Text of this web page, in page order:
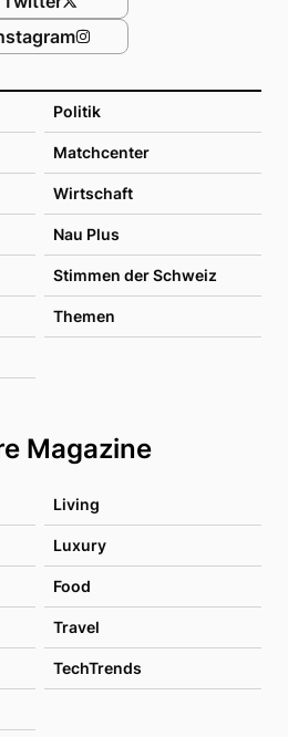
Politik
Matchcenter
Wirtschaft
Nau Plus
Stimmen der Schweiz
Themen
Magazine
Living
Luxury
Food
Travel
TechTrends